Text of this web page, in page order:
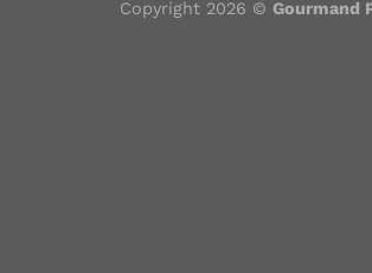
Copyright 2026 © Gourmand